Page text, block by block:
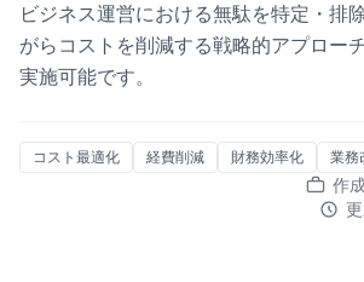
ビジネス運営における無駄を特定・排
がらコストを削減する戦略的アプロー
実施可能です。
コスト最適化 経費削減 財務効率化 業務
作